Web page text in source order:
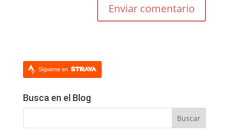
Sígueme en
Busca en el Blog